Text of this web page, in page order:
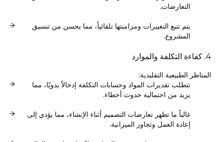
التعارضات.
يتم تتبع التغييرات ومزامنتها تلقائياً، مما يحسن من تنسيق
المشروع.
4. كفاءة التكلفة والموارد
المناظر الطبيعية التقليدية:
تتطلب تقديرات المواد وحسابات التكلفة إدخالاً يدويًا، مما
يزيد من احتمالية حدوث أخطاء.
غالباً ما تظهر تعارضات التصميم أثناء الإنشاء، مما يؤدي إلى
إعادة العمل وتجاوز الميزانية.